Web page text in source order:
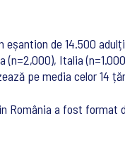
de 14.500
Italia
pe media celor 14
a fost